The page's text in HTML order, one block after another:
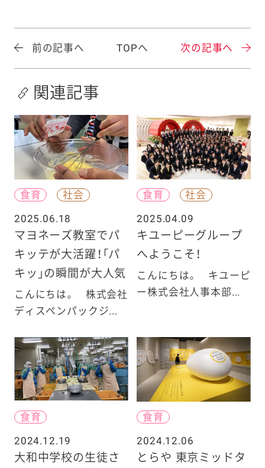
前の記事へ TOPへ 次の記事へ
関連記事
食育
社会
2025.06.18
マヨネーズ教室でパ
キッテが大活躍！「パ
キッ」の瞬間が大人気
こんにちは。 株式会社
ディスペンパックジ...
食育
社会
2025.04.09
キユーピーグループ
へようこそ！
こんにちは。 キユーピ
ー株式会社人事本部...
食育
2024.12.19
大和中学校の生徒さ
食育
2024.12.06
とらや 東京ミッドタ